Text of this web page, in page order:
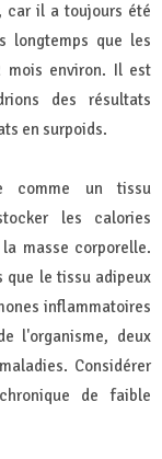
car il a toujours été
longtemps que les
mois environ. Il est
des résultats
en surpoids.
comme un tissu
les calories
masse corporelle.
que le tissu adipeux
inflammatoires
l'organisme, deux
Considérer
de faible